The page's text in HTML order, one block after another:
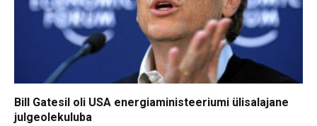
Bill Gatesil oli USA energiaministeeriumi ülisalajane
julgeolekuluba